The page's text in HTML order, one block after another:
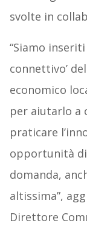
svolte in
“Siamo
connettivo’
economico
per aiutarlo a
praticare
opportunità
domanda,
altissima”,
Direttore